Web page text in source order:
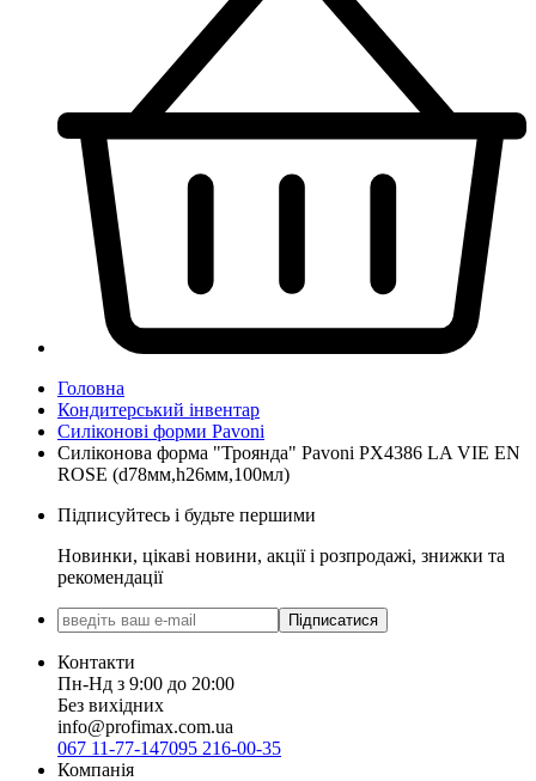
Головна
Кондитерський інвентар
Силіконові форми Pavoni
Силіконова форма "Троянда" Pavoni PX4386 LA VIE EN
ROSE (d78мм,h26мм,100мл)
Підписуйтесь і будьте першими
Новинки, цікаві новини, акції і розпродажі, знижки та
рекомендації
Підписатися
Контакти
Пн-Нд з 9:00 до 20:00
Без вихідних
info@profimax.com.ua
067 11-77-147095 216-00-35
Компанія